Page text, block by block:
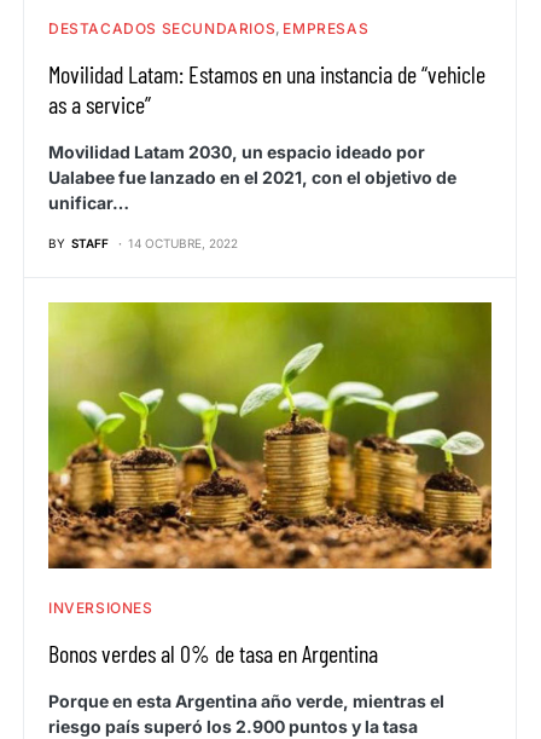
DESTACADOS SECUNDARIOS EMPRESAS
Movilidad Latam: Estamos en una instancia de “vehicle
as a service”
Movilidad Latam 2030, un espacio ideado por
Ualabee fue lanzado en el 2021, con el objetivo de
unificar…
BY STAFF 14 OCTUBRE, 2022
INVERSIONES
Bonos verdes al 0% de tasa en Argentina
Porque en esta Argentina año verde, mientras el
riesgo país superó los 2.900 puntos y la tasa